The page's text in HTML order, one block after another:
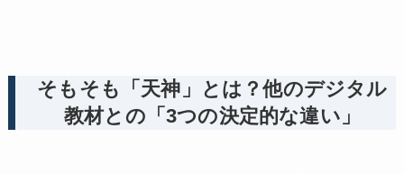
そもそも「天神」とは？他のデジタル
教材との「3つの決定的な違い」